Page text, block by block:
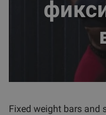
Fixed weight bars and